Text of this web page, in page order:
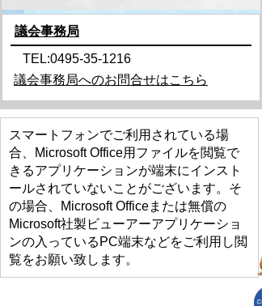
議会事務局
TEL:0495-35-1216
議会事務局へのお問合せはこちら
スマートフォンでご利用されている場
合、Microsoft Office用ファイルを閲覧で
きるアプリケーションが端末にインスト
ールされていないことがございます。そ
の場合、Microsoft Officeまたは無償の
Microsoft社製ビューアーアプリケーショ
ンの入っているPC端末などをご利用し閲
覧をお願い致します。